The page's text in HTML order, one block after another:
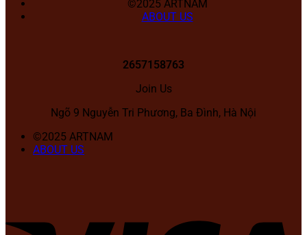
©2025 ARTNAM
ABOUT US
2657158763
Join Us
Ngõ 9 Nguyễn Tri Phương, Ba Đình, Hà Nội
©2025 ARTNAM
ABOUT US